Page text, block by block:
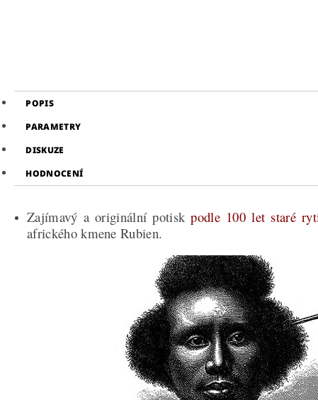
POPIS
PARAMETRY
DISKUZE
HODNOCENÍ
Zajímavý a originální potiskpodle 100 let staré
afrického kmene Rubien.